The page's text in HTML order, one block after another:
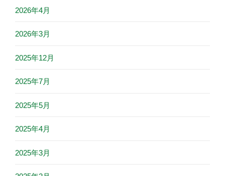
2026年4月
2026年3月
2025年12月
2025年7月
2025年5月
2025年4月
2025年3月